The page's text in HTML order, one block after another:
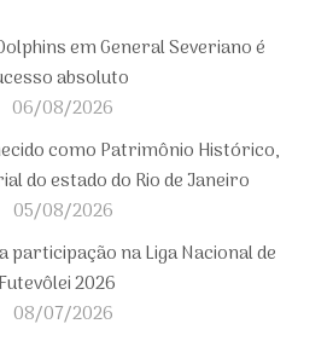
em General Severiano é
absoluto
06/08/2026
como Patrimônio Histórico,
do estado do Rio de Janeiro
05/08/2026
na Liga Nacional de
Futevôlei 2026
08/07/2026